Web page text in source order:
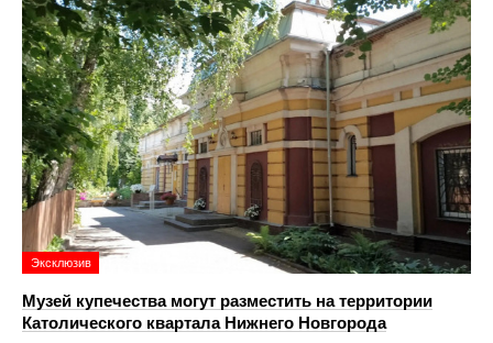
Эксклюзив
Музей купечества могут разместить на территории
Католического квартала Нижнего Новгорода